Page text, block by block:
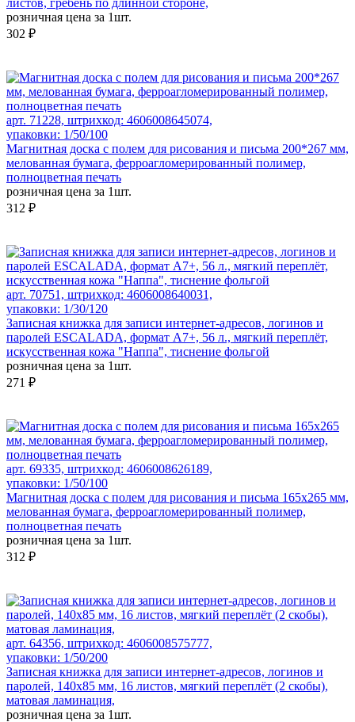
розничная цена за 1шт.
302 ₽
арт. 71228, штрихкод: 4606008645074,
упаковки: 1/50/100
Магнитная доска c полем для рисования и письма 200*267 мм,
мелованная бумага, ферроагломерированный полимер,
полноцветная печать
розничная цена за 1шт.
312 ₽
арт. 70751, штрихкод: 4606008640031,
упаковки: 1/30/120
Записная книжка для записи интернет-адресов, логинов и
паролей ESCALADA, формат А7+, 56 л., мягкий переплёт,
искусственная кожа "Наппа", тиснение фольгой
розничная цена за 1шт.
271 ₽
арт. 69335, штрихкод: 4606008626189,
упаковки: 1/50/100
Магнитная доска c полем для рисования и письма 165х265 мм,
мелованная бумага, ферроагломерированный полимер,
полноцветная печать
розничная цена за 1шт.
312 ₽
арт. 64356, штрихкод: 4606008575777,
упаковки: 1/50/200
Записная книжка для записи интернет-адресов, логинов и
паролей, 140х85 мм, 16 листов, мягкий переплёт (2 скобы),
матовая ламинация,
розничная цена за 1шт.